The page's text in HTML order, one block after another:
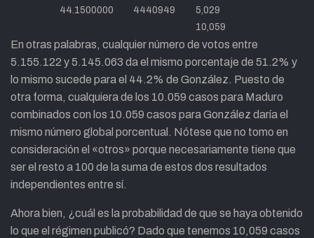
44.1500000
4440949
5,029
10,059
En otras palabras, cualquier número de votos entre
5.155.122 y 5.145.063 da el mismo porcentaje de 51.2% y
lo mismo sucede para el 44.2% de González. Puesto de
otra forma, cualquiera de los 10.059 casos para Maduro
combinados con los 10.059 casos para González daría el
mismo número global porcentual. Nótese que no tomo en
consideración el «otros» porque necesariamente tiene que
ser el resto a 100 de la suma de estos dos resultados
independientes entre sí.
Ahora bien, ¿cuál es la probabilidad de que se haya obtenido
lo que el régimen publicó? Dado que tenemos 10,059 casos